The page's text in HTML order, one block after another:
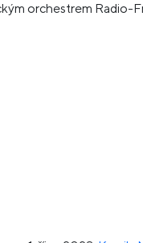
orchestrem Radio-